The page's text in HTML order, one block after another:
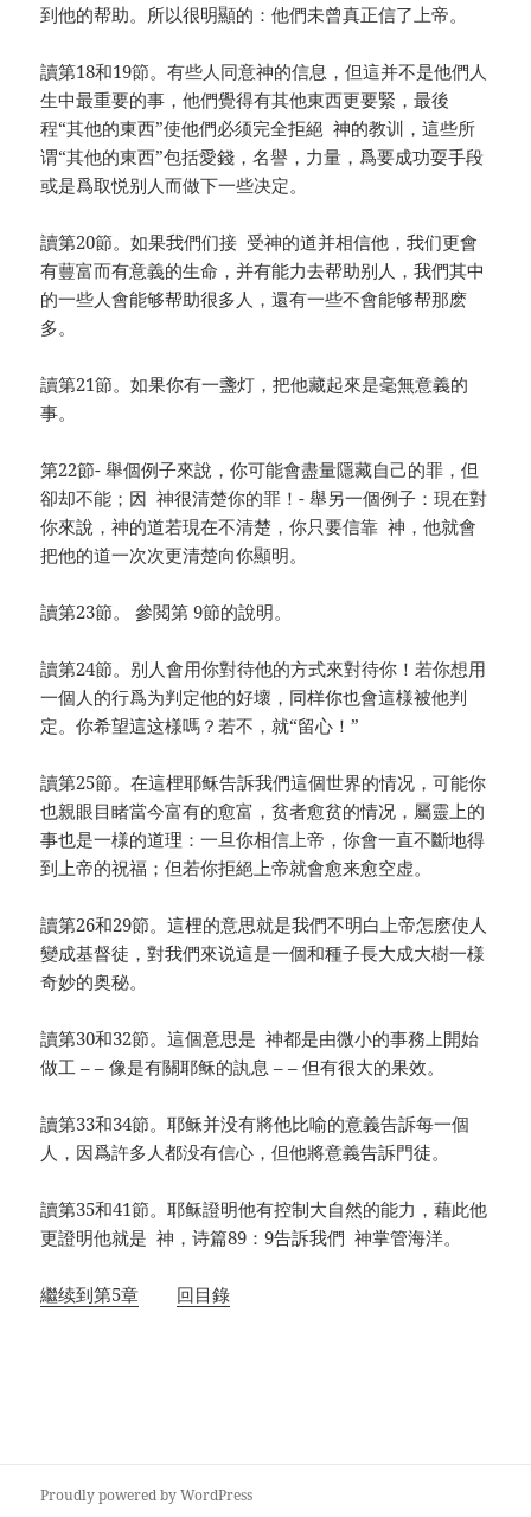
到他的帮助。所以很明顯的：他們未曾真正信了上帝。
讀第18和19節。有些人同意神的信息，但這并不是他們人
生中最重要的事，他們覺得有其他東西更要緊，最後
程“其他的東西”使他們必须完全拒絕 神的教训，這些所
谓“其他的東西”包括愛錢，名譽，力量，爲要成功耍手段
或是爲取悦别人而做下一些决定。
讀第20節。如果我們们接 受神的道并相信他，我们更會
有蘴富而有意義的生命，并有能力去帮助别人，我們其中
的一些人會能够帮助很多人，還有一些不會能够帮那麽
多。
讀第21節。如果你有一盞灯，把他藏起來是毫無意義的
事。
第22節- 舉個例子來說，你可能會盡量隱藏自己的罪，但
卻却不能；因 神很清楚你的罪！- 舉另一個例子：現在對
你來說，神的道若現在不清楚，你只要信靠 神，他就會
把他的道一次次更清楚向你顯明。
讀第23節。 參閲第 9節的說明。
讀第24節。别人會用你對待他的方式來對待你！若你想用
一個人的行爲为判定他的好壞，同样你也會這様被他判
定。你希望這这様嗎？若不，就“留心！”
讀第25節。在這梩耶稣告訴我們這個世界的情况，可能你
也親眼目睹當今富有的愈富，贫者愈贫的情况，屬靈上的
事也是一様的道理：一旦你相信上帝，你會一直不斷地得
到上帝的祝福；但若你拒絕上帝就會愈来愈空虚。
讀第26和29節。這梩的意思就是我們不明白上帝怎麽使人
變成基督徒，對我們來说這是一個和種子長大成大樹一様
奇妙的奥秘。
讀第30和32節。這個意思是 神都是由微小的事務上開始
做工 – – 像是有關耶稣的訙息 – – 但有很大的果效。
讀第33和34節。耶稣并没有將他比喻的意義告訴每一個
人，因爲許多人都没有信心，但他將意義告訴門徒。
讀第35和41節。耶稣證明他有控制大自然的能力，藉此他
更證明他就是 神，诗篇89：9告訴我們 神掌管海洋。
繼续到第5章 回目錄
Proudly powered by WordPress